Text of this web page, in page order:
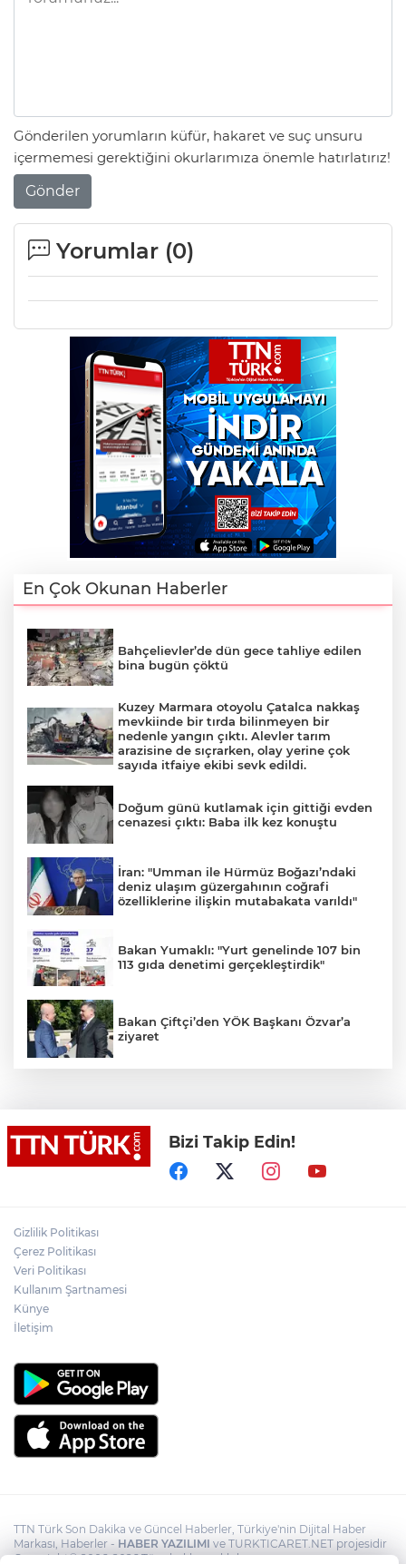
Gönderilen yorumların küfür, hakaret ve suç unsuru
içermemesi gerektiğini okurlarımıza önemle hatırlatırız!
Gönder
Yorumlar (0)
En Çok Okunan Haberler
Bahçelievler’de dün gece tahliye edilen
bina bugün çöktü
Kuzey Marmara otoyolu Çatalca nakkaş
mevkiinde bir tırda bilinmeyen bir
nedenle yangın çıktı. Alevler tarım
arazisine de sıçrarken, olay yerine çok
sayıda itfaiye ekibi sevk edildi.
Doğum günü kutlamak için gittiği evden
cenazesi çıktı: Baba ilk kez konuştu
İran: "Umman ile Hürmüz Boğazı’ndaki
deniz ulaşım güzergahının coğrafi
özelliklerine ilişkin mutabakata varıldı"
Bakan Yumaklı: "Yurt genelinde 107 bin
113 gıda denetimi gerçekleştirdik"
Bakan Çiftçi’den YÖK Başkanı Özvar’a
ziyaret
devam ediyor hâlâ
Osman Gazi platformu Eylül'de göreve
başlayacak... Gabar’da günlük petrol
üretimi 83 bin 200 varile ulaştı
Bakan Fidan: "Körfez’de devam eden
Bizi Takip Edin!
Gizlilik Politikası
Çerez Politikası
Veri Politikası
Kullanım Şartnamesi
Künye
İletişim
TTN Türk Son Dakika ve Güncel Haberler, Türkiye'nin Dijital Haber
Markası, Haberler - HABER YAZILIMI ve TURKTICARET.NET projesidir
Copyright© 2006-2026 Tüm hakları saklıdır.